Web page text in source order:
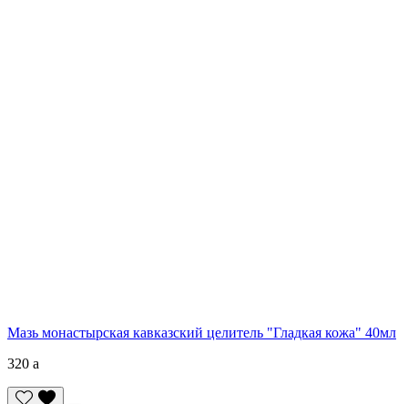
Мазь монастырская кавказский целитель "Гладкая кожа" 40мл
320 a